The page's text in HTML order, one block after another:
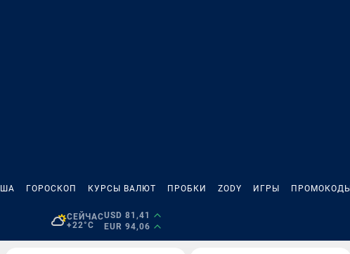
ГОРОСКОП КУРСЫ ВАЛЮТ ПРОБКИ ZODY ИГРЫ ПРОМОКОДЫ
СЕЙЧАС
+22°C
USD 81,41
EUR 94,06